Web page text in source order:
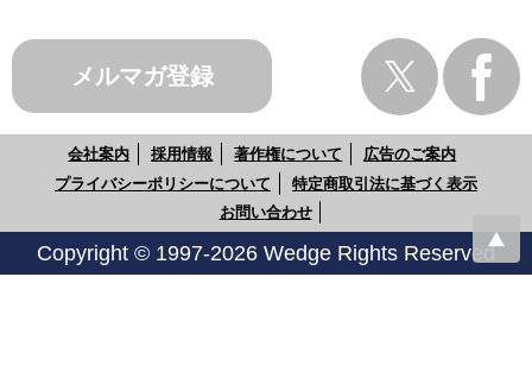
メルマガ登録
会社案内 採用情報 著作権について
広告のご案内
プライバシーポリシーについて
特定商取引法に基づく表示
お問い合わせ
Copyright © 1997-2026 Wedge Rights Reserved